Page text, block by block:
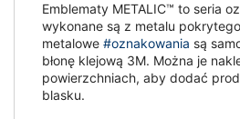
Emblematy METALIC™ to seria
wykonane są z metalu
metalowe #oznakowania są
błonę klejową 3M. Można je
powierzchniach, aby dodać
blasku.